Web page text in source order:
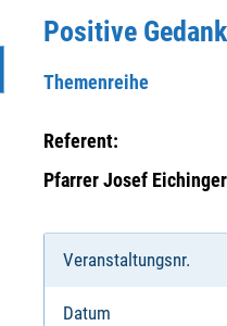
Positive
Themenreihe
Referent:
Pfarrer Josef Eichinger
Veranstaltungsnr.
Datum